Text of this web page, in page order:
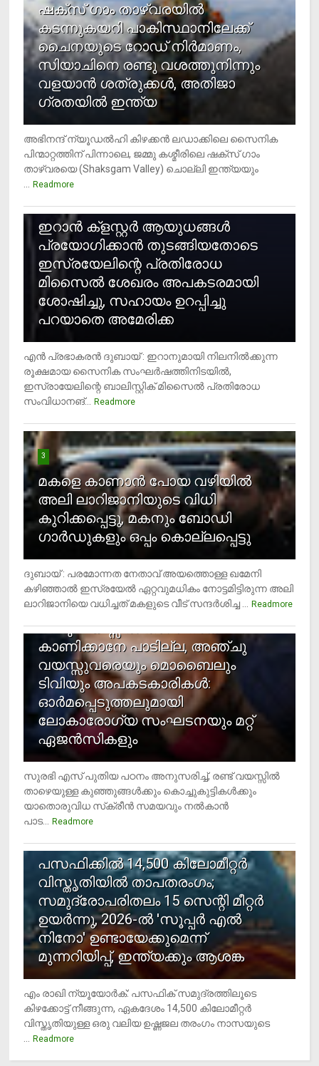
ഷക്സ് ​ഗാം താഴ്‌വരയിൽ
കടന്നുകയറി പാകിസ്ഥാനിലേക്ക്
ചൈനയുടെ റോഡ് നിർമാണം,
സിയാചിനെ രണ്ടു വശത്തുനിന്നും
വളയാൻ ശത്രുക്കൾ, അതിജാ​
ഗ്രതയിൽ ഇന്ത്യ
അഭിനന്ദ് ന്യൂഡൽഹി കിഴക്കൻ ലഡാക്കിലെ സൈനിക
പിന്മാറ്റത്തിന് പിന്നാലെ, ജമ്മു കശ്മീരിലെ ഷക്സ് ​ഗാം
താഴ്‌വരയെ (Shaksgam Valley) ചൊല്ലി ഇന്ത്യയും
... Readmore
ഇറാന്‍ ക്‌ളസ്റ്റര്‍ ആയുധങ്ങള്‍
പ്രയോഗിക്കാന്‍ തുടങ്ങിയതോടെ
ഇസ്രയേലിന്റെ പ്രതിരോധ
മിസൈല്‍ ശേഖരം അപകടരമായി
ശോഷിച്ചു, സഹായം ഉറപ്പിച്ചു
പറയാതെ അമേരിക്ക
എന്‍ പ്രഭാകരന്‍ ദുബായ് : ഇറാനുമായി നിലനില്‍ക്കുന്ന
രൂക്ഷമായ സൈനിക സംഘര്‍ഷത്തിനിടയില്‍,
ഇസ്രായേലിന്റെ ബാലിസ്റ്റിക് മിസൈല്‍ പ്രതിരോധ
സംവിധാനങ്... Readmore
3
മകളെ കാണാന്‍ പോയ വഴിയില്‍
അലി ലാറിജാനിയുടെ വിധി
കുറിക്കപ്പെട്ടു, മകനും ബോഡി
ഗാര്‍ഡുകളും ഒപ്പം കൊല്ലപ്പെട്ടു
ദുബായ് : പരമോന്നത നേതാവ് അയത്തൊള്ള ഖമേനി
കഴിഞ്ഞാല്‍ ഇസ്രയേല്‍ ഏറ്റവുമധികം നോട്ടമിട്ടിരുന്ന അലി
ലാറിജാനിയെ വധിച്ചത് മകളുടെ വീട് സന്ദര്‍ശിച്ച ... Readmore
4
രണ്ടു വയസ്സില്‍ താഴെ സ്‌ക്രീന്‍
കാണിക്കാനേ പാടില്ല, അഞ്ചു
വയസ്സുവരെയും മൊബൈലും
ടിവിയും അപകടകാരികള്‍:
ഓര്‍മപ്പെടുത്തലുമായി
ലോകാരോഗ്യ സംഘടനയും മറ്റ്
ഏജന്‍സികളും
സുരഭി എസ് പുതിയ പഠനം അനുസരിച്ച്, രണ്ട് വയസ്സില്‍
താഴെയുള്ള കുഞ്ഞുങ്ങള്‍ക്കും കൊച്ചുകുട്ടികള്‍ക്കും
യാതൊരുവിധ സ്‌ക്രീന്‍ സമയവും നല്‍കാന്‍
പാട... Readmore
പസഫിക്കില്‍ 14,500 കിലോമീറ്റര്‍
വിസ്തൃതിയില്‍ താപതരംഗം;
സമുദ്രോപരിതലം 15 സെന്റി മീറ്റര്‍
ഉയര്‍ന്നു, 2026-ല്‍ 'സൂപ്പര്‍ എല്‍
നിനോ' ഉണ്ടായേക്കുമെന്ന്
മുന്നറിയിപ്പ്, ഇന്ത്യക്കും ആശങ്ക
എം രാഖി ന്യൂയോര്‍ക്: പസഫിക് സമുദ്രത്തിലൂടെ
കിഴക്കോട്ട് നീങ്ങുന്ന, ഏകദേശം 14,500 കിലോമീറ്റര്‍
വിസ്തൃതിയുള്ള ഒരു വലിയ ഉഷ്ണജല തരംഗം നാസയുടെ
... Readmore